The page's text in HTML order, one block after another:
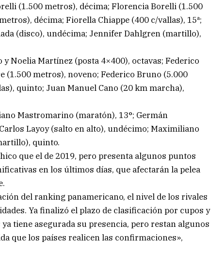
(1.500 metros), décima; Florencia Borelli (1.500
décima; Fiorella Chiappe (400 c/vallas), 15ª;
(disco), undécima; Jennifer Dahlgren (martillo),
Noelia Martínez (posta 4×400), octavas; Federico
metros), noveno; Federico Bruno (5.000
quinto; Juan Manuel Cano (20 km marcha),
Mastromarino (maratón), 13°; Germán
Layoy (salto en alto), undécimo; Maximiliano
quinto.
que el de 2019, pero presenta algunos puntos
en los últimos días, que afectarán la pelea
del ranking panamericano, el nivel de los rivales
Ya finalizó el plazo de clasificación por cupos y
tiene asegurada su presencia, pero restan algunos
que los países realicen las confirmaciones»,